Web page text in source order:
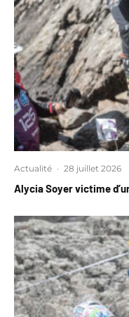
Actualité · 28 juillet 2026
Alycia Soyer victime